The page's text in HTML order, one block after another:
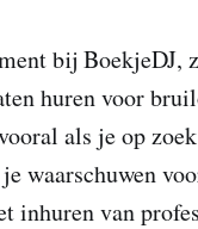
bij BoekjeDJ,
huren voor
als je op
waarschuwen
inhuren van